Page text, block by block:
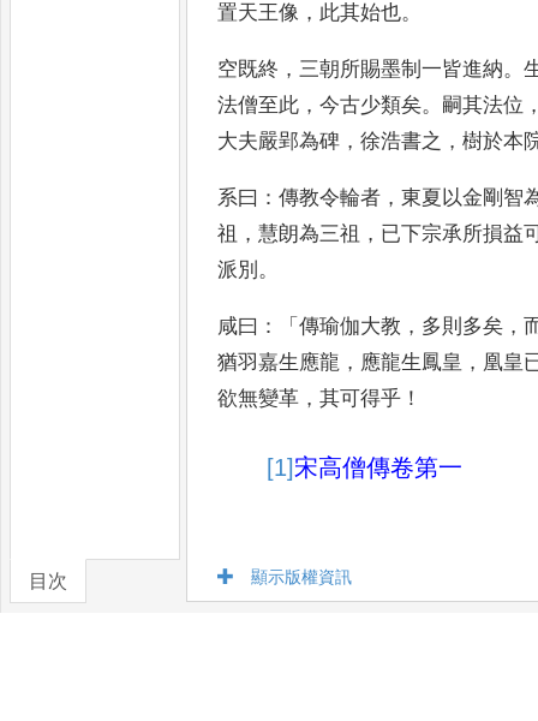
目次
置天王像 ， 此其始也。
空既終 ，三朝所賜墨制一皆進納。
法僧至此 ，今古少類矣。 嗣其法位
大夫嚴郢為碑 ，徐浩書之 ，樹於本
系曰 ：傳教令輪者 ，東夏以金剛智
祖 ，慧朗為三祖 ， 已下宗承所損益
派別 。
咸曰 ：「傳瑜伽大教 ， 多則多矣 ，
猶羽嘉生應龍 ， 應龍生鳳皇 ， 凰皇
欲無變革 ，其可得乎 ！
[1]宋高僧傳卷第一
顯示版權資訊